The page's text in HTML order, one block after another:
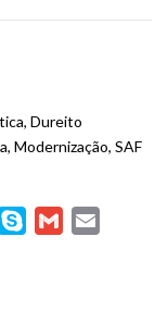
, Dureito
, Modernização, SAF
Messenger
Skype Gmail